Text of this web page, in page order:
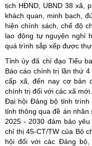
tịch HĐND, UBND 38 xã,
khách quan, minh bạch,
hiện chính sách, chế độ
lao động tự nguyện nghỉ
quá trình sắp xếp được
Tỉnh ủy đã chỉ đạo Tiểu
Báo cáo chính trị lần thứ
cấp xã, đến nay cơ bản
chính trị đối với các xã
Đại hội Đảng bộ tỉnh trình
tỉnh thông qua đề án nhân
2025 - 2030 đảm bảo
chỉ thị 45-CT/TW của Bộ
hội đối với các Đảng